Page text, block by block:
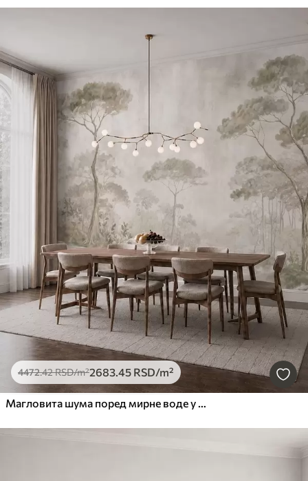
4472.42RSD/m²2683.45 RSD/m²
Магловита шума поред мирне воде у меким природним пастелним тоновима